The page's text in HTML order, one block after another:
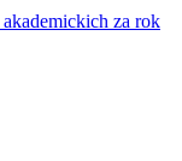
za rok